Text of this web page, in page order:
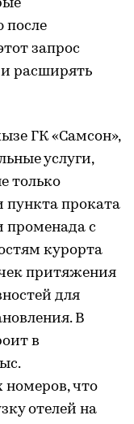
после
запрос
расширять
ГК «Самсон»,
услуги,
только
пункта проката
променада с
курорта
притяжения
для
В
в
номеров, что
отелей на